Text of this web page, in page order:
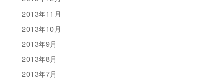
2013年11月
2013年10月
2013年9月
2013年8月
2013年7月